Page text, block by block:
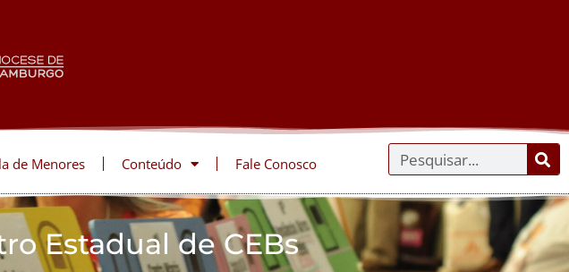
de Menores Conteúdo Fale Conosco
Estadual de CEBs